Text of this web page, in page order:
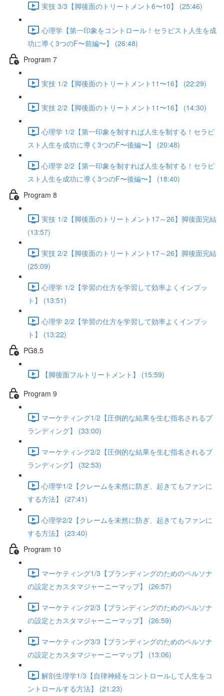
実技 3/3【脚後面のトリートメント6〜10】 (25:46)
心理学【第一印象をコントロール！セラピスト人生を成
功に導く3つのF〜前編〜】 (26:48)
Program 7
実技 1/2【脚後面のトリートメント11〜16】 (22:29)
実技 2/2【脚後面のトリートメント11〜16】 (14:30)
心理学 1/2【第一印象を制すれば人生を制する！セラピ
スト人生を成功に導く3つのF〜後編〜】 (20:48)
心理学 2/2【第一印象を制すれば人生を制する！セラピ
スト人生を成功に導く3つのF〜後編〜】 (18:40)
Program 8
実技 1/2【脚後面のトリートメント17～26】脚後面完結
(13:57)
実技 2/2【脚後面のトリートメント17～26】脚後面完結
(25:09)
心理学 1/2【学習の仕方を学習して効率よくインプッ
ト】 (13:51)
心理学 2/2【学習の仕方を学習して効率よくインプッ
ト】 (13:22)
PG8.5
【脚後面フルトリートメント】 (15:59)
Program 9
マーケティング1/2【圧倒的な結果を生む指名されるブ
ランディング】 (33:00)
マーケティング2/2【圧倒的な結果を生む指名されるブ
ランディング】 (32:53)
心理学1/2【クレームを未然に防ぎ、起きてもファンに
する方法】 (27:41)
心理学2/2【クレームを未然に防ぎ、起きてもファンに
する方法】 (23:40)
Program 10
マーケティング1/3【ブランディングのためのペルソナ
の設定とカスタマジャーニーマップ】 (26:57)
マーケティング2/3【ブランディングのためのペルソナ
の設定とカスタマジャーニーマップ】 (26:59)
マーケティング3/3【ブランディングのためのペルソナ
の設定とカスタマジャーニーマップ】 (13:06)
解剖生理学1/3【自律神経をコントロールして人生をコ
ントロールする方法】 (21:23)